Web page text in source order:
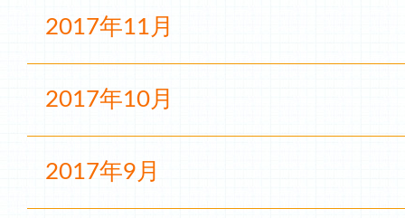
2017年11月
2017年10月
2017年9月